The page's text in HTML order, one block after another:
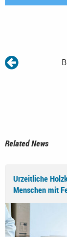
Related News
Urzeitliche
Menschen mit